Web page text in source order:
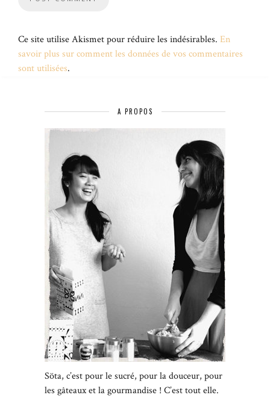
Ce site utilise Akismet pour réduire les indésirables. En
savoir plus sur comment les données de vos commentaires
sont utilisées.
A PROPOS
Söta, c’est pour le sucré, pour la douceur, pour
les gâteaux et la gourmandise ! C’est tout elle.